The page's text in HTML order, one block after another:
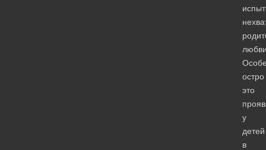
остро
это
у
детей
в